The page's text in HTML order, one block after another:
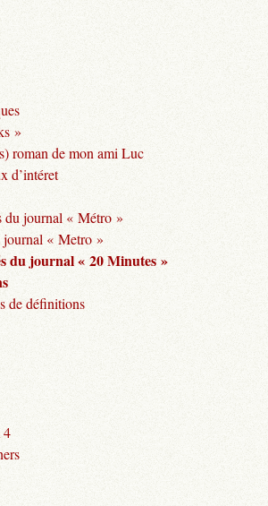
»
roman de mon ami Luc
d’intéret
du journal « Métro »
journal « Metro »
du journal « 20 Minutes »
de définitions
4